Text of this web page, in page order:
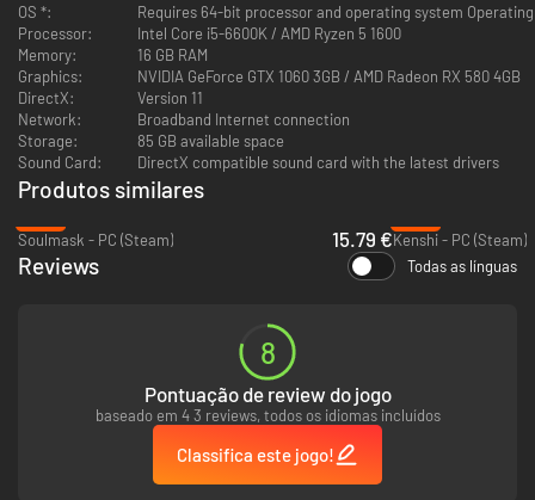
Recrute NPCs, Dome a vida selvagem
Domine e recrute NPCs, cavalos, animais grandes e pequenos e Lordes
das Bestas de elite. Os sistemas profundos de domação e reprodução do
Myth of Empires permitem que você cultive um exército de homens e
bestas que irão ajudá-lo com combate e transporte, e ajudá-lo em sua
jornada para se tornar imperador.
Lute batalhas épicas em terra, ar e mar
OS *:
Requires 64-bit processor and operating system
Processor:
Intel Core i5-6600K / AMD Ryzen 5 1600
Memory:
16 GB RAM
Graphics:
NVIDIA GeForce GTX 1060 3GB / AMD Radeon RX 580 4GB
DirectX:
Version 11
Network:
Broadband Internet connection
Storage:
85 GB available space
Sound Card:
DirectX compatible sound card with the latest drivers
Produtos similares
Soulmask - PC (Steam)
15.79 €Kenshi - PC (Steam)
Reviews Todas as línguas
8
Pontuação de review do jogo
baseado em 4 3 reviews, todos os idiomas incluídos
Classifica este jogo!